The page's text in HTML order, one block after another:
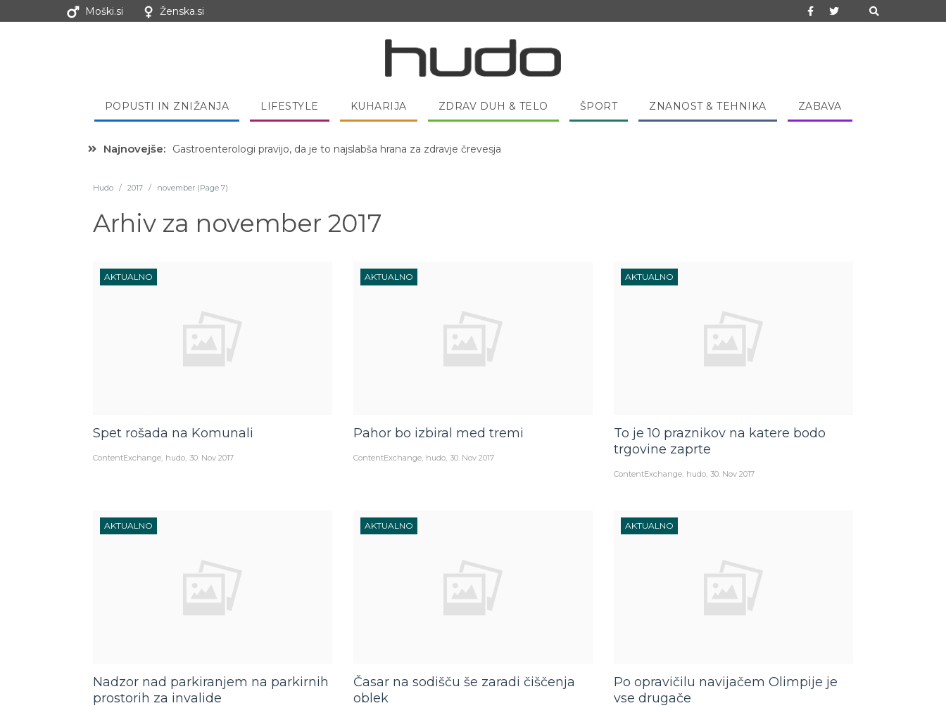
Moški.si Ženska.si
POPUSTI IN ZNIŽANJA LIFESTYLE KUHARIJA ZDRAV DUH & TELO ŠPORT ZNANOST & TEHNIKA ZABAVA
Najnovejše: Hibernacijska dieta: Zakaj je pred spanjem dobro pojesti žlico medu?
Hudo / 2017 / november (Page 7)
Arhiv za november 2017
AKTUALNO
Spet rošada na Komunali
ContentExchange hudo 30. Nov 2017
AKTUALNO
Pahor bo izbiral med tremi
ContentExchange hudo 30. Nov 2017
AKTUALNO
To je 10 praznikov na katere bodo
trgovine zaprte
ContentExchange hudo 30. Nov 2017
AKTUALNO
Nadzor nad parkiranjem na parkirnih
prostorih za invalide
AKTUALNO
Časar na sodišču še zaradi čiščenja
oblek
AKTUALNO
Po opravičilu navijačem Olimpije je
vse drugače